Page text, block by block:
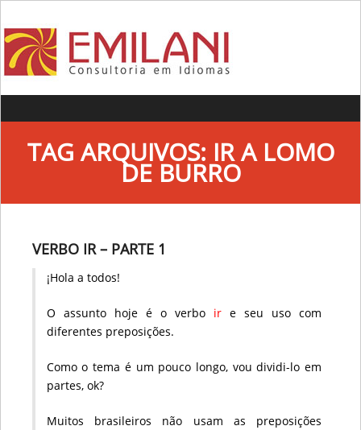
TAG ARQUIVOS: IR A LOMO
DE BURRO
VERBO IR – PARTE 1
¡Hola a todos!
O assunto hoje é o verbo ire seu uso com
diferentes preposições.
Como o tema é um pouco longo, vou dividi-lo em
partes, ok?
Muitos brasileiros não usam as preposições